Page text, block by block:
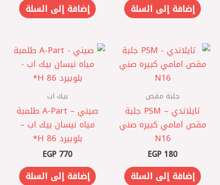
إضافة إلى السلة إضافة إلى السلة
جلبة مقص
تايلاندي – PSM جلبة
مقص امامي كبيره صني
N16
EGP 180
إضافة إلى السلة
بيك اب
صيني – A-Part طلمبة
مياه نيسان بيك اب –
بلوبيرد 86 H*
EGP 770
إضافة إلى السلة